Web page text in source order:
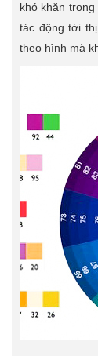
khó khăn
tác động tới
theo hình mà